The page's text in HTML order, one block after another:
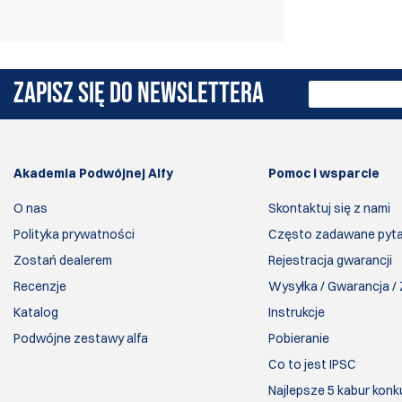
ZAPISZ SIĘ DO NEWSLETTERA
Akademia Podwójnej Alfy
O nas
Polityka prywatności
Zostań dealerem
Recenzje
Katalog
Podwójne zestawy alfa
Pomoc i wsparcie
Skontaktuj się z nami
Często zadawane
Rejestracja gwarancji
Wysyłka / Gwarancja
Instrukcje
Pobieranie
Co to jest IPSC
Najlepsze 5 kabur